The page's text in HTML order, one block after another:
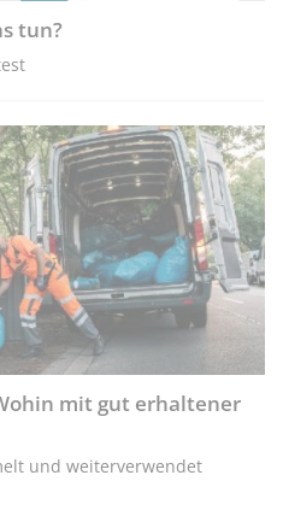
tun?
mit gut erhaltener
und weiterverwendet